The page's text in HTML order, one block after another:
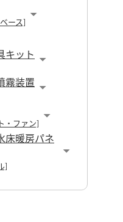
ース]
キット
霧装置
・ファン]
床暖房パネ
]